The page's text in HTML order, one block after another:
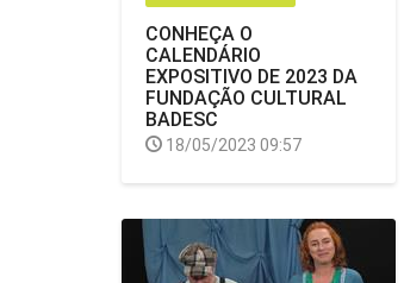
CONHEÇA O
CALENDÁRIO
EXPOSITIVO DE 2023 DA
FUNDAÇÃO CULTURAL
BADESC
18/05/2023 09:57